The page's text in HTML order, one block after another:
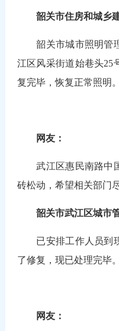
韶关市住房和城乡建
韶关市城市照明管理
江区风采街道始巷头25
复完毕，恢复正常照明。
网友：
武江区惠民南路中国
砖松动，希望相关部门
韶关市武江区城市管
已安排工作人员到现
了修复，现已处理完毕。
网友：